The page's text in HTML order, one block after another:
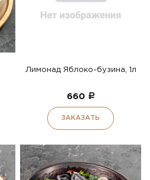
Лимонад Яблоко-бузина, 1л
660 a
ЗАКАЗАТЬ